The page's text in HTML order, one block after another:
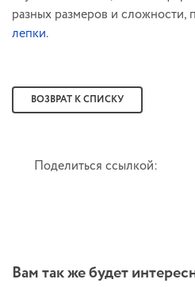
разных размеров и сложности,
лепки.
ВОЗВРАТ К СПИСКУ
Поделиться ссылкой:
Вам так же будет